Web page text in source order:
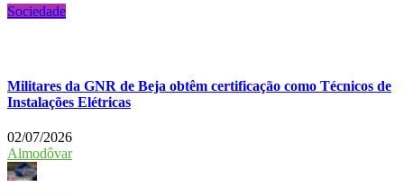
Sociedade
Militares da GNR de Beja obtêm certificação como Técnicos de
Instalações Elétricas
02/07/2026
Almodôvar